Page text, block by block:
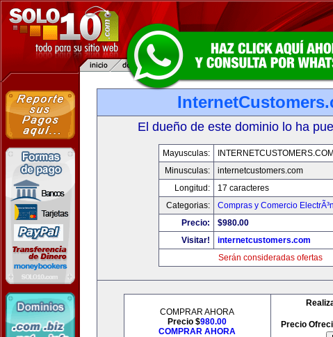
El dueño de este dominio lo ha
Mayusculas:
INTERNETCUSTOMERS.COM
Minusculas:
internetcustomers.com
Longitud:
17 caracteres
Categorias:
Compras y Comercio
Precio:
$980.00
Visitar!
internetcustomers.com
Serán consideradas ofertas
COMPRAR AHORA
Precio $980.00
COMPRAR AHORA
Precio